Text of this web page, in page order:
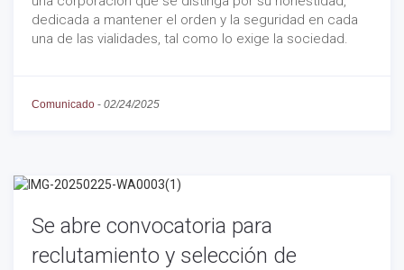
dedicada a mantener el orden y la seguridad en cada
una de las vialidades, tal como lo exige la sociedad.
Comunicado - 02/24/2025
Se abre convocatoria para
reclutamiento y selección de